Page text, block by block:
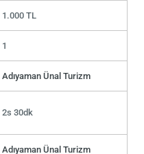
1.000 TL
1
Adıyaman Ünal Turizm
2s 30dk
Adıyaman Ünal Turizm